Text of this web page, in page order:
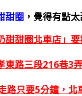
甜圈 ，覺得有點
甜圈北車店」要
東路三段216巷3
路只要5分鐘，北